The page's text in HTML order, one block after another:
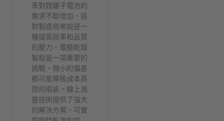
車對鋰離子電池的
需求不斷增加，這
對製造商來說是一
種提高效率和品質
的壓力。電極乾燥
製程是一項重要的
挑戰，微小的偏差
都可能導致成本高
昂的瑕疵。線上測
量技術提供了強大
的解決方案，可實